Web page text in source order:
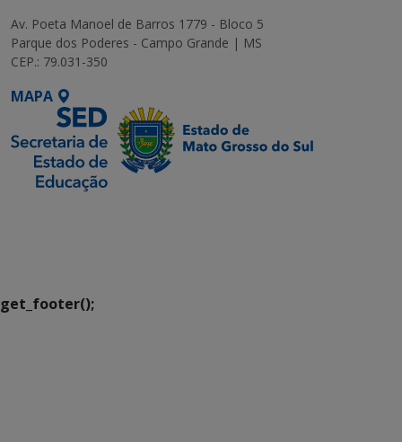
Av. Poeta Manoel de Barros 1779 - Bloco 5
Parque dos Poderes - Campo Grande | MS
CEP.: 79.031-350
MAPA
get_footer();